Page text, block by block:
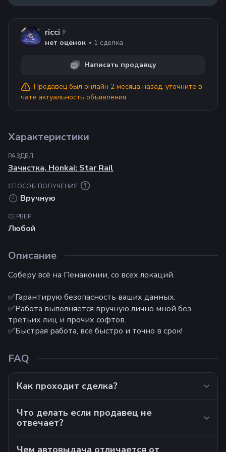
ricci
нет оценок 1 сделка
Написать продавцу
Продавец был онлайн 2 месяца назад, уточните в
чате актуальность объявления.
Характеристики
РАЗДЕЛ
Зачистка, Honkai: Star Rail
СПОСОБ ПОЛУЧЕНИЯ
Вручную
СЕРВЕР
Любой
Описание
Соберу всё на Пенаконии, со всех локаций.
✅Гарантирую безопасность ваших данных.
✅Работа выполняется вручную лично мной без
третьих лиц и прочих софтов.
✅Быстрая работа, все быстро и точно в срок!
FAQ
Как проходит сделка?
Что делать если продавец не
отвечает?
Чем автовыдача отличается от